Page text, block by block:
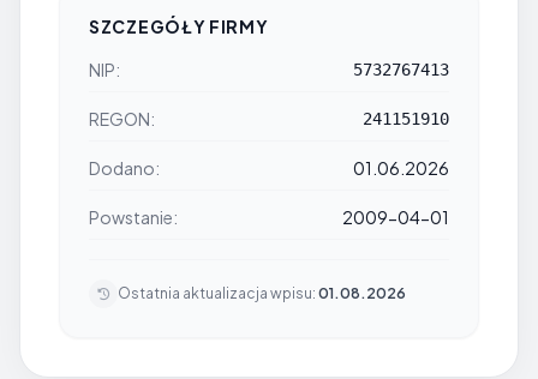
SZCZEGÓŁY FIRMY
NIP:
5732767413
REGON: 241151910
Dodano: 01.06.2026
Powstanie: 2009-04-01
Ostatnia aktualizacja wpisu: 01.08.2026